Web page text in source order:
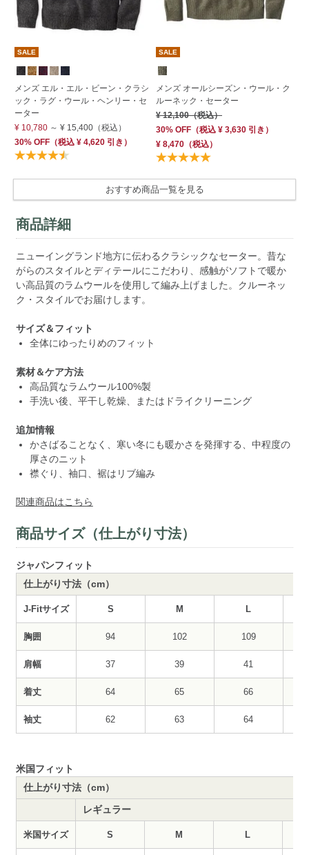
SALE
メンズ エル・エル・ビーン・クラシ
ック・ラグ・ウール・ヘンリー・セ
ーター
¥ 10,780～ ¥ 15,400（税込）
30% OFF（税込 ¥ 4,620引き）
SALE
メンズ オールシーズン・ウール・ク
ルーネック・セーター
¥ 12,100（税込）
30% OFF （税込 ¥ 3,630 引き）
¥ 8,470 （税込）
おすすめ商品一覧を見る
商品詳細
ニューイングランド地方に伝わるクラシックなセーター。昔な
がらのスタイルとディテールにこだわり、感触がソフトで暖か
い高品質のラムウールを使用して編み上げました。クルーネッ
ク・スタイルでお届けします。
サイズ＆フィット
全体にゆったりめのフィット
素材＆ケア方法
高品質なラムウール100%製
手洗い後、平干し乾燥、またはドライクリーニング
追加情報
かさばることなく、寒い冬にも暖かさを発揮する、中程度の
厚さのニット
襟ぐり、袖口、裾はリブ編み
関連商品はこちら
商品サイズ（仕上がり寸法）
ジャパンフィット
仕上がり寸法（cm）
J-Fitサイズ S M L
胸囲 94 102 109
肩幅 37 39 41
着丈 64 65 66
袖丈 62 63 64
米国フィット
仕上がり寸法（cm）
レギュラー
米国サイズ S M L